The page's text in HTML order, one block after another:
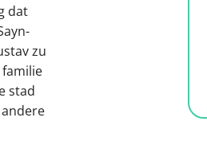
dat
zu
stad